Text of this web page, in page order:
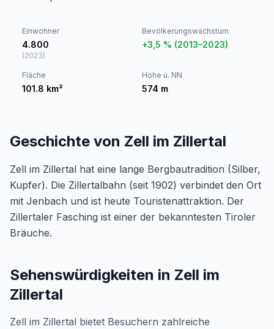
Einwohner
4.800
(2023)
Bevölkerungswachstum
+3,5 % (2013–2023)
Fläche
101.8 km²
Höhe ü. NN
574 m
Geschichte von Zell im Zillertal
Zell im Zillertal hat eine lange Bergbautradition (Silber,
Kupfer). Die Zillertalbahn (seit 1902) verbindet den Ort
mit Jenbach und ist heute Touristenattraktion. Der
Zillertaler Fasching ist einer der bekanntesten Tiroler
Bräuche.
Sehenswürdigkeiten in Zell im
Zillertal
Zell im Zillertal bietet Besuchern zahlreiche